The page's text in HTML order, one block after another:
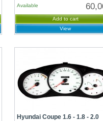
Available
Add to cart
View
Hyundai Coupe 1.6 - 1.8 - 2.0